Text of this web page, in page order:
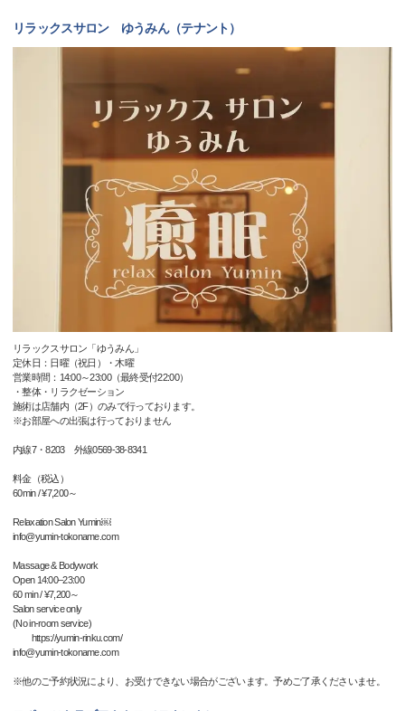
リラックスサロン ゆうみん（テナント）
リラックスサロン「ゆうみん」
定休日：日曜（祝日）・木曜
営業時間：14:00～23:00（最終受付22:00）
・整体・リラクゼーション
施術は店舗内（2F）のみで行っております。
※お部屋への出張は行っておりません
内線7・8203 外線0569-38-8341
料金（税込）
60min / ¥7,200～
Relaxation Salon Yumin￼
info@yumin-tokoname.com
Massage & Bodywork
Open 14:00–23:00
60 min / ¥7,200～
Salon service only
(No in-room service)
https://yumin-rinku.com/
info@yumin-tokoname.com
※他のご予約状況により、お受けできない場合がございます。予めご了承くださいませ。